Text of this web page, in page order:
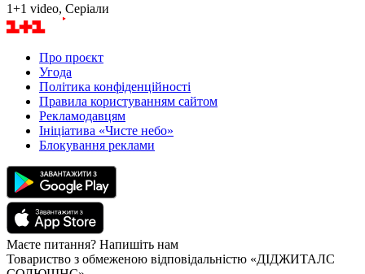
1+1 video, Серіали
Про проєкт
Угода
Політика конфіденційності
Правила користуванням сайтом
Рекламодавцям
Ініціатива «Чисте небо»
Блокування реклами
Маєте питання? Напишіть нам
Товариство з обмеженою відповідальністю «ДІДЖИТАЛС